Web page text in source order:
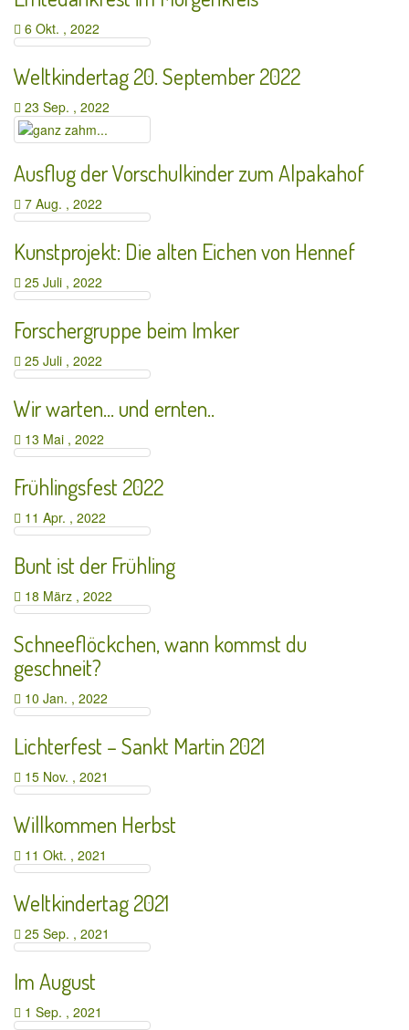
6 Okt. , 2022
Weltkindertag 20. September 2022
23 Sep. , 2022
Ausflug der Vorschulkinder zum Alpakahof
7 Aug. , 2022
Kunstprojekt: Die alten Eichen von Hennef
25 Juli , 2022
Forschergruppe beim Imker
25 Juli , 2022
Wir warten… und ernten..
13 Mai , 2022
Frühlingsfest 2022
11 Apr. , 2022
Bunt ist der Frühling
18 März , 2022
Schneeflöckchen, wann kommst du
geschneit?
10 Jan. , 2022
Lichterfest – Sankt Martin 2021
15 Nov. , 2021
Willkommen Herbst
11 Okt. , 2021
Weltkindertag 2021
25 Sep. , 2021
Im August
1 Sep. , 2021